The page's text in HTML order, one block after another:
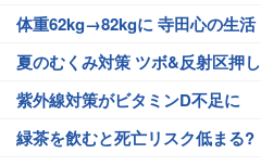
体重62kg→82kgに 寺田心の生活
夏のむくみ対策 ツボ&反射区押し
紫外線対策がビタミンD不足に
緑茶を飲むと死亡リスク低まる?